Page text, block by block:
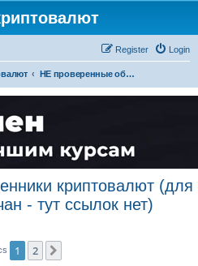
Login
Register
НЕ проверенные обменники криптовалют (для безопасности форумчан - тут ссылок нет)
криптовалют (для
- тут ссылок нет)
1 2